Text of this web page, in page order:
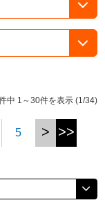
中 1～30件を表示 (1/34)
5 > >>